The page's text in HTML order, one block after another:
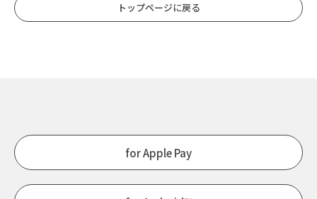
トップページに戻る
for Apple Pay